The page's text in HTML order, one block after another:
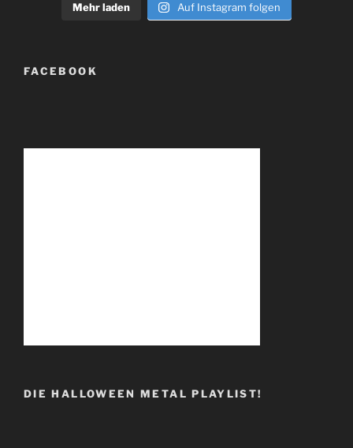
Mehr laden Auf Instagram folgen
FACEBOOK
DIE HALLOWEEN METAL PLAYLIST!